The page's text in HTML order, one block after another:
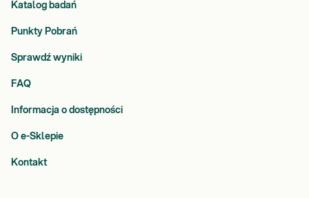
Katalog badań
Punkty Pobrań
Sprawdź wyniki
FAQ
Informacja o dostępności
O e-Sklepie
Kontakt